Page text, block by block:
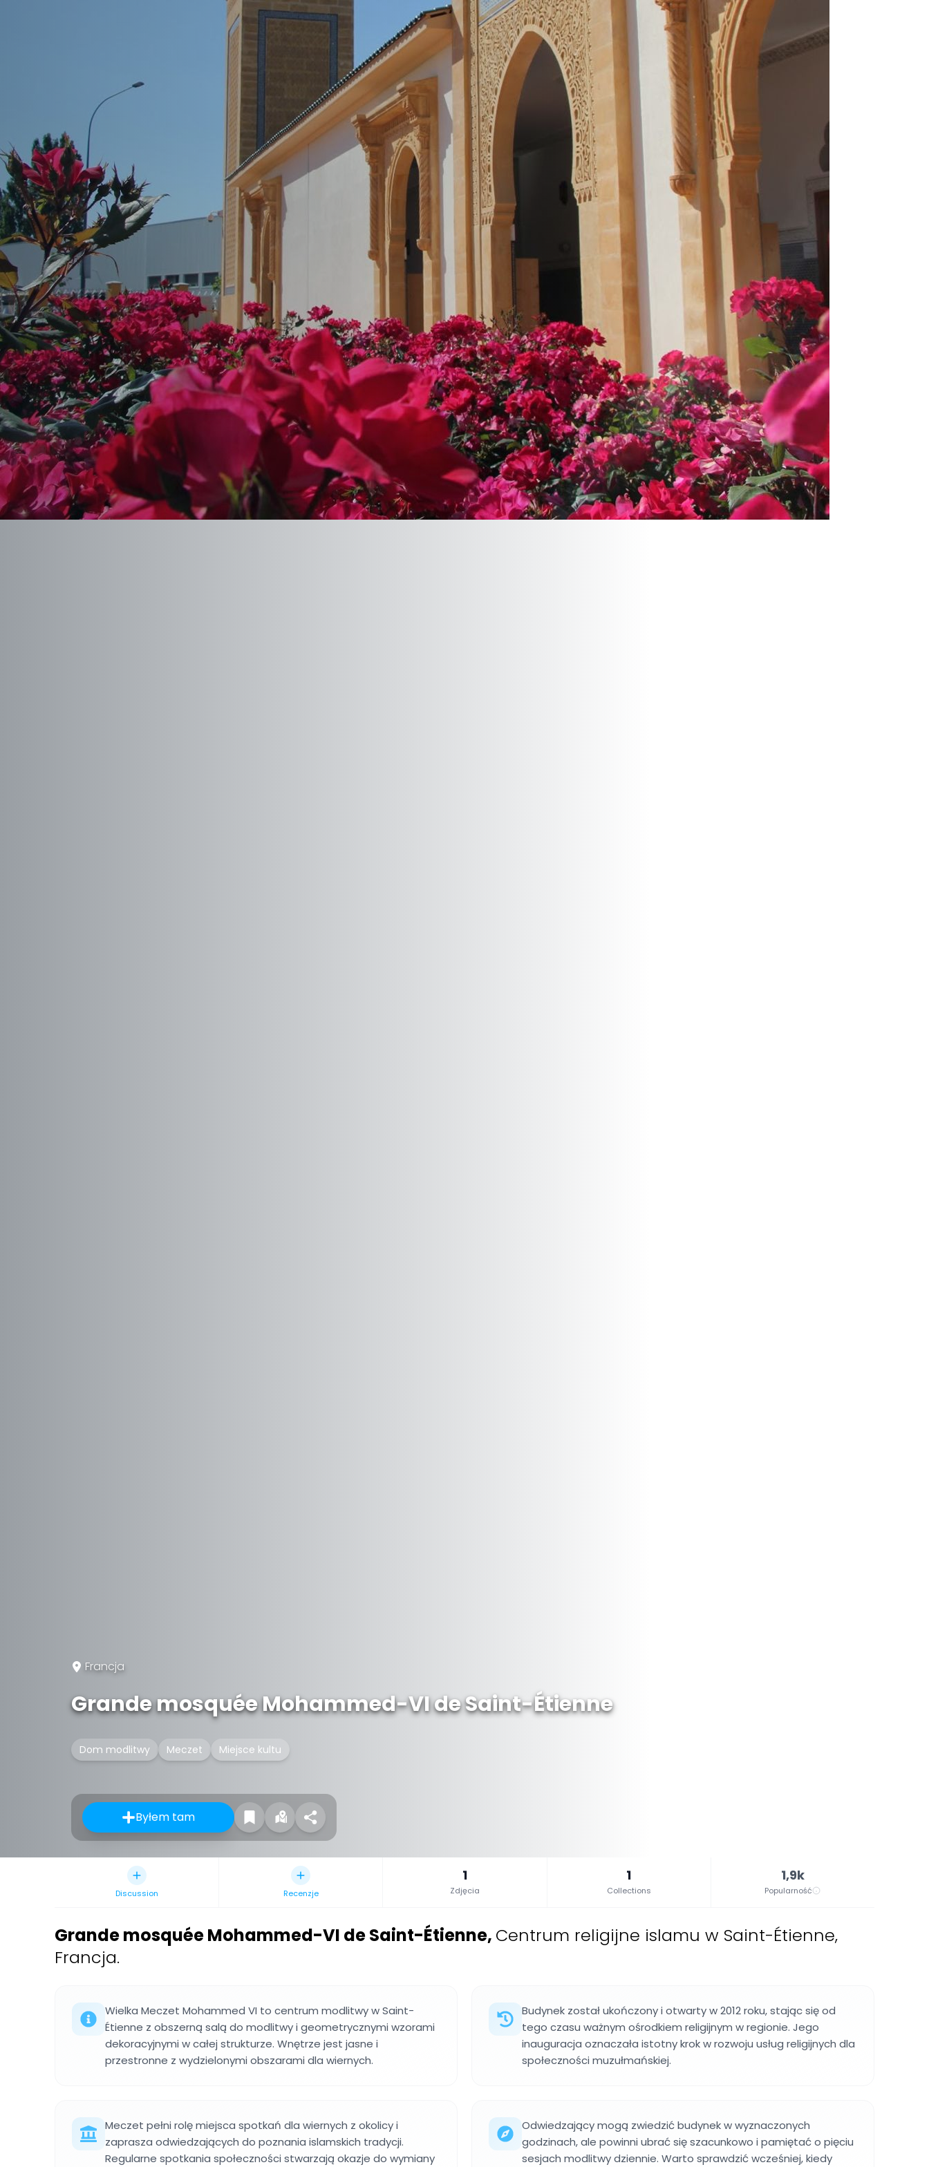
Francja
Grande mosquée Mohammed-VI de Saint-Étienne
Dom modlitwy Meczet Miejsce kultu
Byłem tam
Discussion Recenzje
1
Zdjęcia
1
Collections
1,9k
Popularność
Grande mosquée Mohammed-VI de Saint-Étienne, Centrum religijne islamu w Saint-Étienne,
Francja.
Wielka Meczet Mohammed VI to centrum modlitwy w Saint-
Étienne z obszerną salą do modlitwy i geometrycznymi wzorami
dekoracyjnymi w całej strukturze. Wnętrze jest jasne i
przestronne z wydzielonymi obszarami dla wiernych.
Budynek został ukończony i otwarty w 2012 roku, stając się od
tego czasu ważnym ośrodkiem religijnym w regionie. Jego
inauguracja oznaczała istotny krok w rozwoju usług religijnych dla
społeczności muzułmańskiej.
Meczet pełni rolę miejsca spotkań dla wiernych z okolicy i
zaprasza odwiedzających do poznania islamskich tradycji.
Regularne spotkania społeczności stwarzają okazje do wymiany
Odwiedzający mogą zwiedzić budynek w wyznaczonych
godzinach, ale powinni ubrać się szacunkowo i pamiętać o pięciu
sesjach modlitwy dziennie. Warto sprawdzić wcześniej, kiedy